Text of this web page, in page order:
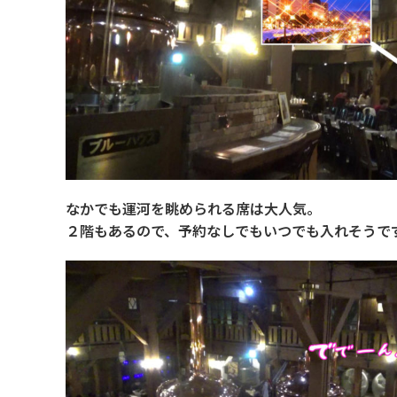
なかでも運河を眺められる席は大人気。
２階もあるので、予約なしでもいつでも入れそうで